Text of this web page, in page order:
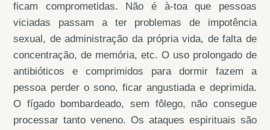
ficam comprometidas. Não é à-toa que pessoas
viciadas passam a ter problemas de impotência
sexual, de administração da própria vida, de falta de
concentração, de memória, etc. O uso prolongado de
antibióticos e comprimidos para dormir fazem a
pessoa perder o sono, ficar angustiada e deprimida.
O fígado bombardeado, sem fôlego, não consegue
processar tanto veneno. Os ataques espirituais são